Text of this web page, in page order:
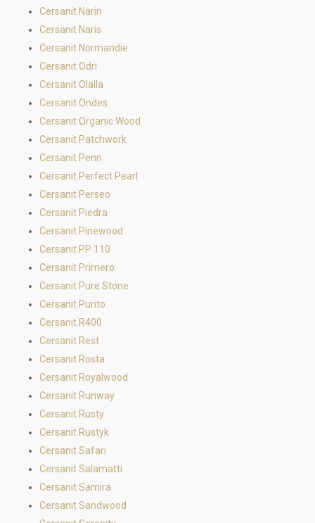
Cersanit Narin
Cersanit Naris
Cersanit Normandie
Cersanit Odri
Cersanit Olalla
Cersanit Ondes
Cersanit Organic Wood
Cersanit Patchwork
Cersanit Penn
Cersanit Perfect Pearl
Cersanit Perseo
Cersanit Piedra
Cersanit Pinewood
Cersanit PP 110
Cersanit Primero
Cersanit Pure Stone
Cersanit Purito
Cersanit R400
Cersanit Rest
Cersanit Rosta
Cersanit Royalwood
Cersanit Runway
Cersanit Rusty
Cersanit Rustyk
Cersanit Safari
Cersanit Salamatti
Cersanit Samira
Cersanit Sandwood